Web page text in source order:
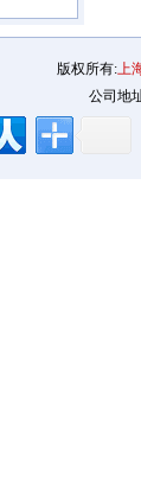
版权所有:上
公司地